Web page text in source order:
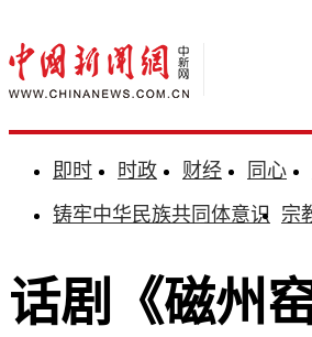
即时 时政 财经 同心
铸牢中华民族共同体意识 宗
话剧《磁州